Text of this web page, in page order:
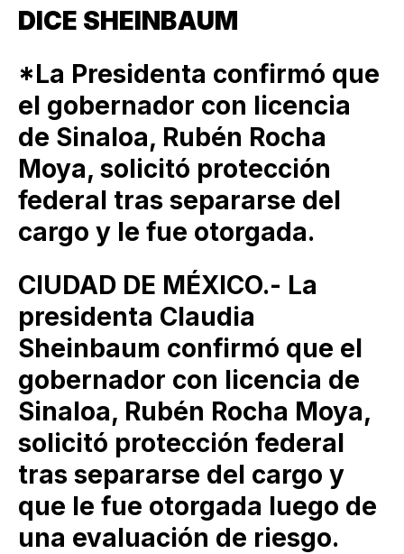
DICE SHEINBAUM
*La Presidenta confirmó que
el gobernador con licencia
de Sinaloa, Rubén Rocha
Moya, solicitó protección
federal tras separarse del
cargo y le fue otorgada.
CIUDAD DE MÉXICO.- La
presidenta Claudia
Sheinbaum confirmó que el
gobernador con licencia de
Sinaloa, Rubén Rocha Moya,
solicitó protección federal
tras separarse del cargo y
que le fue otorgada luego de
una evaluación de riesgo.